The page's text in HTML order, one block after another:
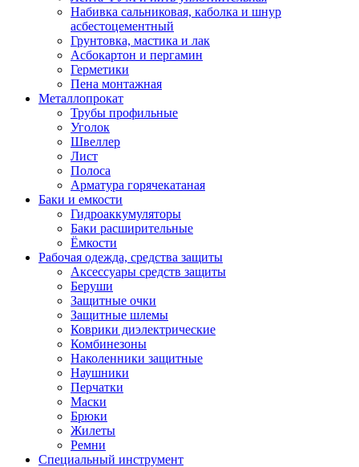
Набивка сальниковая, каболка и шнур
асбестоцементный
Грунтовка, мастика и лак
Асбокартон и пергамин
Герметики
Пена монтажная
Металлопрокат
Трубы профильные
Уголок
Швеллер
Лист
Полоса
Арматура горячекатаная
Баки и емкости
Гидроаккумуляторы
Баки расширительные
Ёмкости
Рабочая одежда, средства защиты
Аксессуары средств защиты
Беруши
Защитные очки
Защитные шлемы
Коврики диэлектрические
Комбинезоны
Наколенники защитные
Наушники
Перчатки
Маски
Брюки
Жилеты
Ремни
Специальный инструмент